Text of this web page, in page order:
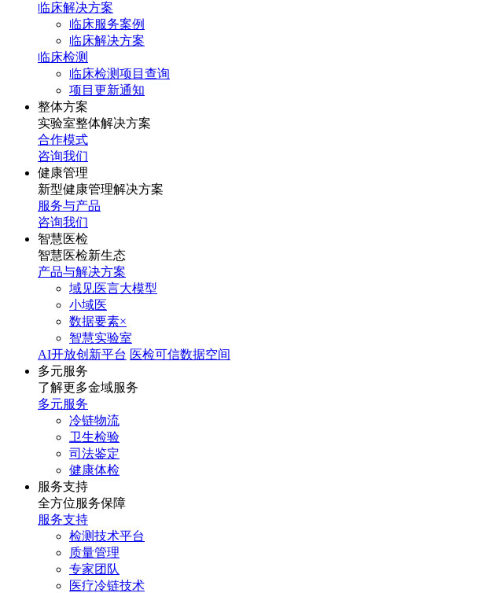
临床解决方案
临床服务案例
临床解决方案
临床检测
临床检测项目查询
项目更新通知
整体方案
实验室整体解决方案
合作模式
咨询我们
健康管理
新型健康管理解决方案
服务与产品
咨询我们
智慧医检
智慧医检新生态
产品与解决方案
域见医言大模型
小域医
数据要素×
智慧实验室
AI开放创新平台 医检可信数据空间
多元服务
了解更多金域服务
多元服务
冷链物流
卫生检验
司法鉴定
健康体检
服务支持
全方位服务保障
服务支持
检测技术平台
质量管理
专家团队
医疗冷链技术